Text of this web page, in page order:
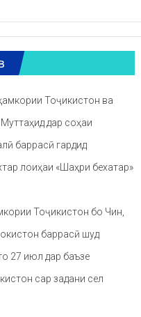
Тоҷикистон ва
дар соҳаи
баррасӣ гардид
лоиҳаи «Шаҳри бехатар»
Тоҷикистон бо Чин,
баррасӣ шуд
27 июл дар баъзе
сар задани сел